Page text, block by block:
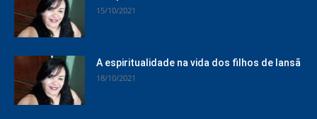
15/10/2021
A espiritualidade na vida dos filhos de Iansã
18/10/2021